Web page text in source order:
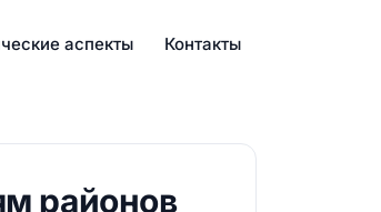
аспекты Контакты
районов